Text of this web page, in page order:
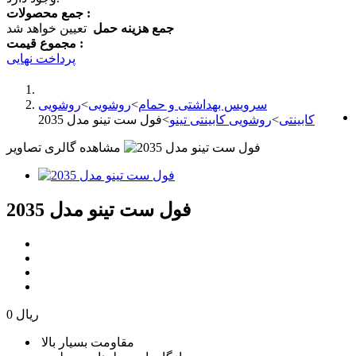
جمع محصولات :
جمع هزینه حمل تعیین خواهد شد
مجموع قیمت :
پرداخت نهایی
سرویس بهداشتی و حمام>روشویی>روشویی
کابینتی>روشویی کابینتی تینو>فول ست تینو مدل 2035
مشاهده گالری تصاویر
فول ست تینو مدل 2035
0 ریال
مقاومت بسیار بالا